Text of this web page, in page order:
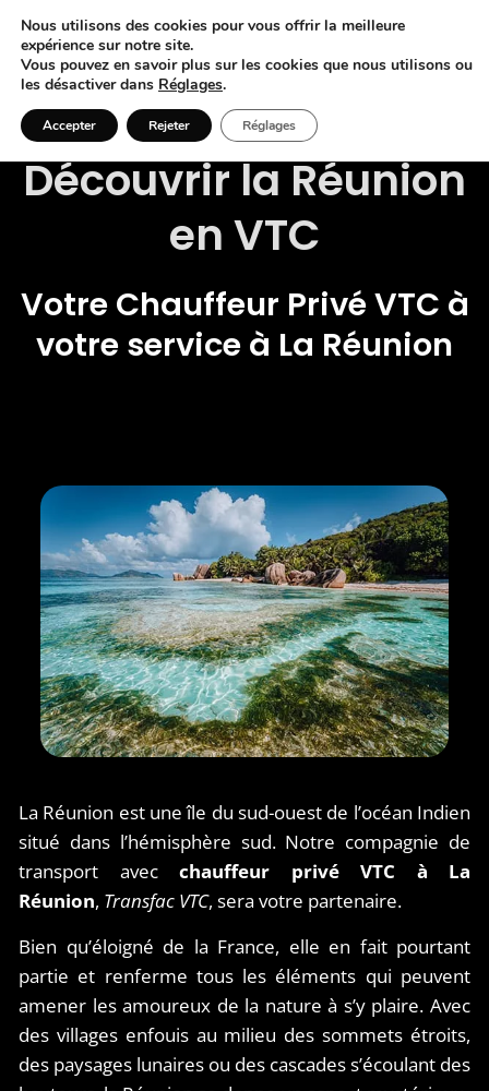
Découvrir la Réunion
en VTC
Votre Chauffeur Privé VTC à
votre service à La Réunion
La Réunion est une île du sud-ouest de l’océan Indien
situé dans l’hémisphère sud. Notre compagnie de
transport avec chauffeur privé VTC à La
Réunion, Transfac VTC, sera votre partenaire.
Bien qu’éloigné de la France, elle en fait pourtant
partie et renferme tous les éléments qui peuvent
amener les amoureux de la nature à s’y plaire. Avec
des villages enfouis au milieu des sommets étroits,
des paysages lunaires ou des cascades s’écoulant des
Nous utilisons des cookies pour vous offrir la meilleure
expérience sur notre site.
Vous pouvez en savoir plus sur les cookies que nous utilisons ou
les désactiver dans Réglages.
Accepter Rejeter Réglages